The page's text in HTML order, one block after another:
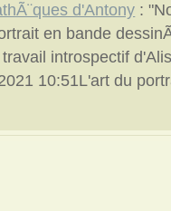
d'Antony :
en bande
introspectif
10:51L'art du